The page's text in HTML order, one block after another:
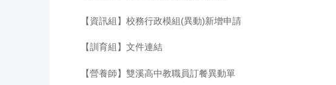
【資訊組】校務行政模組(異動)新增申請
【訓育組】文件連結
【營養師】雙溪高中教職員訂餐異動單